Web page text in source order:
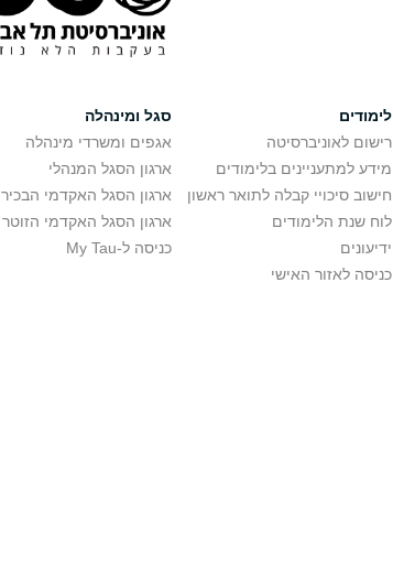
לימודים
רישום לאוניברסיטה
מידע למתעניינים בלימודים
חישוב סיכויי קבלה לתואר ראשון
לוח שנת הלימודים
ידיעונים
כניסה לאזור האישי
סגל ומינהלה
אגפים ומשרדי מינהלה
ארגון הסגל המנהלי
ארגון הסגל האקדמי הבכיר
ארגון הסגל האקדמי הזוטר
כניסה ל-My Tau